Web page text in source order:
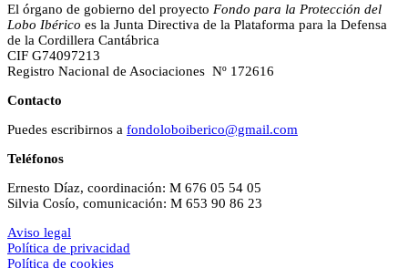
El órgano de gobierno del proyecto Fondo para la Protección del
Lobo Ibérico es la Junta Directiva de la Plataforma para la Defensa
de la Cordillera Cantábrica
CIF G74097213
Registro Nacional de Asociaciones Nº 172616
Contacto
Puedes escribirnos a fondoloboiberico@gmail.com
Teléfonos
Ernesto Díaz, coordinación: M 676 05 54 05
Silvia Cosío, comunicación: M 653 90 86 23
Aviso legal
Política de privacidad
Política de cookies